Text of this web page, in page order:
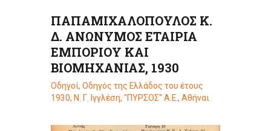
ΠΑΠΑΜΙΧΑΛΟΠΟΥΛΟΣ Κ.
Δ. ΑΝΩΝΥΜΟΣ ΕΤΑΙΡΙΑ
ΕΜΠΟΡΙΟΥ ΚΑΙ
ΒΙΟΜΗΧΑΝΙΑΣ, 1930
Οδηγοί, Οδηγός της Ελλάδος του έτους
1930, Ν. Γ. Ιγγλέση, "ΠΥΡΣΟΣ" Α.Ε., Αθήναι